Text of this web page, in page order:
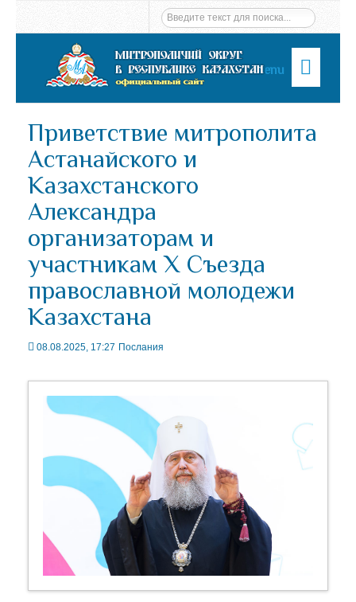
Menu
Приветствие митрополита
Астанайского и
Казахстанского
Александра
организаторам и
участникам X Съезда
православной молодежи
Казахстана
08.08.2025, 17:27 Послания